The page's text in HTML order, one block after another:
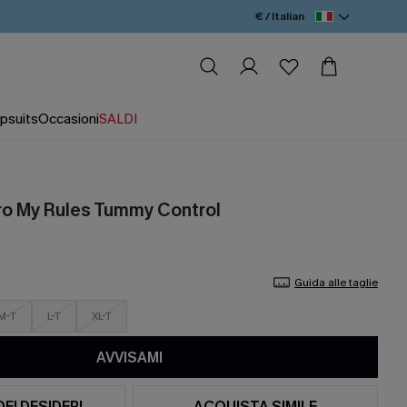
€ / Italian
OccasioniSALDI
My Rules Tummy Control
Guida alle taglie
T L-T XL-T
AVVISAMI